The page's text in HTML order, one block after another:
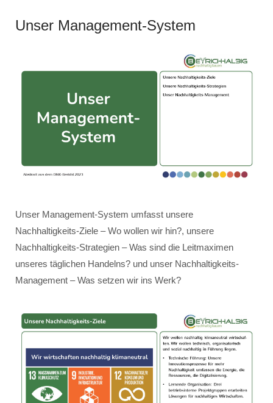
Unser Management-System
Unser Management-System umfasst unsere
Nachhaltigkeits-Ziele – Wo wollen wir hin?, unsere
Nachhaltigkeits-Strategien – Was sind die Leitmaximen
unseres täglichen Handelns? und unser Nachhaltigkeits-
Management – Was setzen wir ins Werk?